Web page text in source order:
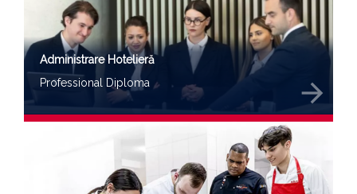
Administrare Hotelieră
Professional Diploma
arrow_forward